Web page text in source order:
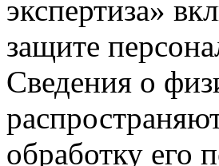
экспертиза»
защите
Сведения о
обработку его